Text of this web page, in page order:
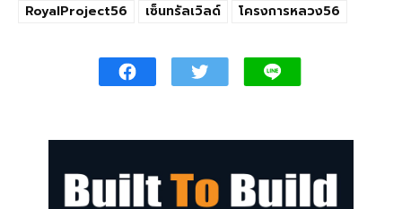
RoyalProject56
เซ็นทรัลเวิลด์ โครงการหลวง56